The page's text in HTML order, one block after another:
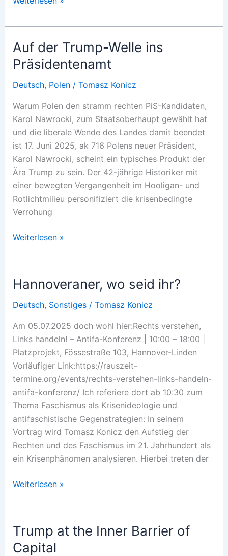
Populismus
und
Regression
Auf der Trump-Welle ins
Präsidentenamt
Deutsch, Polen/ Tomasz Konicz
Warum Polen den stramm rechten PiS-Kandidaten,
Karol Nawrocki, zum Staatsoberhaupt gewählt hat
und die liberale Wende des Landes damit beendet
ist 17. Juni 2025, ak 716 Polens neuer Präsident,
Karol Nawrocki, scheint ein typisches Produkt der
Ära Trump zu sein. Der 42-jährige Historiker mit
einer bewegten Vergangenheit im Hooligan- und
Rotlichtmilieu personifiziert die krisenbedingte
Verrohung
Auf
Trump-
ins
Präsidentenamt
Weiterlesen »
Hannoveraner, wo seid ihr?
Deutsch, Sonstiges/ Tomasz Konicz
Am 05.07.2025 doch wohl hier:Rechts verstehen,
Links handeln! – Antifa-Konferenz | 10:00 – 18:00 |
Platzprojekt, Fössestraße 103, Hannover-Linden
Vorläufiger Link:https://rauszeit-
termine.org/events/rechts-verstehen-links-handeln-
antifa-konferenz/ Ich referiere dort ab 10:30 zum
Thema Faschismus als Krisenideologie und
antifaschistische Gegenstrategien: In seinem
Vortrag wird Tomasz Konicz den Aufstieg der
Rechten und des Faschismus im 21. Jahrhundert als
ein Krisenphänomen analysieren. Hierbei treten der
Hannoveraner,
seid
Weiterlesen »
Trump at the Inner Barrier of
Capital